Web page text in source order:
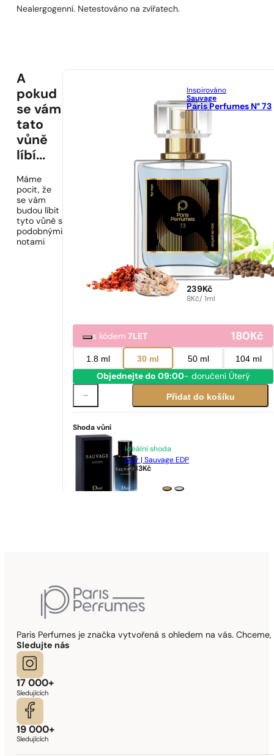
Nealergogenní. Netestováno na zvířatech.
A
pokud
se vám
tato
vůně
líbí...
Máme
pocit, že
se vám
budou líbit
tyto vůně s
podobnými
notami
Inspirováno
Sauvage
Paris Perfumes N° 73
239Kč
8Kč/ 1ml
s kódem7LET 180Kč
1.8 ml 30 ml 50 ml 104 ml
Objednejte do 09:00- doručení Úterý
Přidat do košíku
Shoda vůní
Ideální shoda
Dior | Sauvage EDP
2283Kč
Paris Perfumes je značka vytvořená s ohledem na vás.
Sledujte nás
17 000+
Sledujících
19 000+
Sledujících